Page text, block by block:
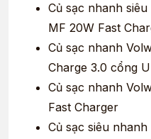
Củ sạc nhanh
MF 20W Fast
Củ sạc nhanh
Charge 3.0 cổng
Củ sạc nhanh
Fast Charger
Củ sạc siêu